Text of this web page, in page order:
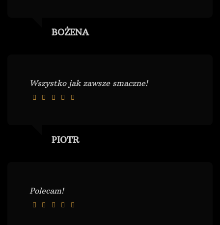
BOŻENA
Wszystko jak zawsze smaczne!
PIOTR
Polecam!